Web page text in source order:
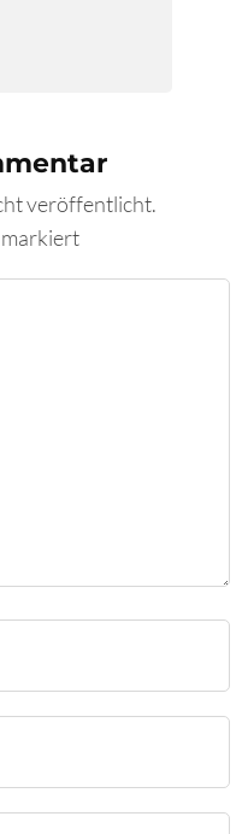
veröffentlicht.
markiert